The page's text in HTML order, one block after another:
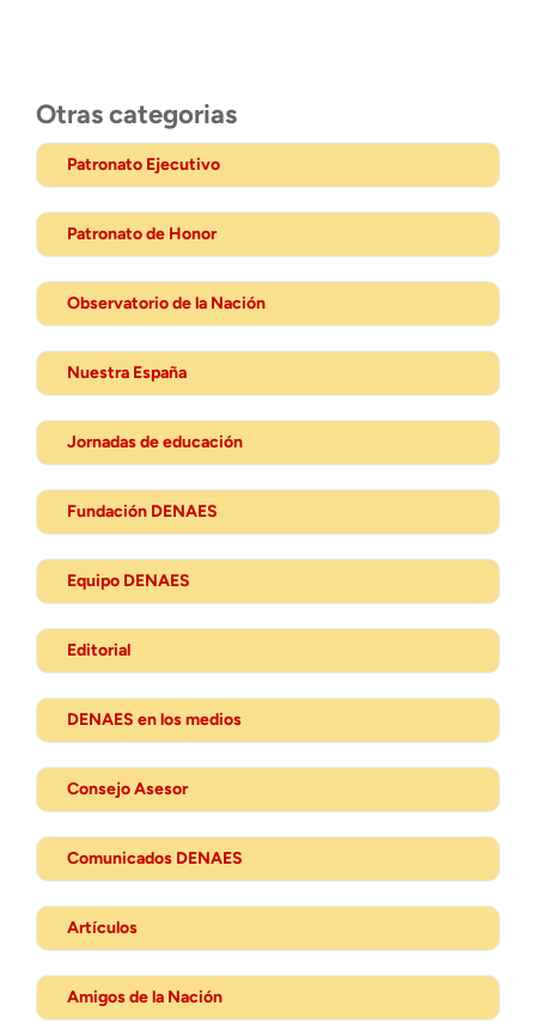
Otras categorias
Patronato Ejecutivo
Patronato de Honor
Observatorio de la Nación
Nuestra España
Jornadas de educación
Fundación DENAES
Equipo DENAES
Editorial
DENAES en los medios
Consejo Asesor
Comunicados DENAES
Artículos
Amigos de la Nación